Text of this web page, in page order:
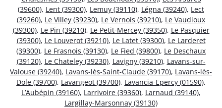
(39600), Lent (39300), Lemuy (39110), Légna (39240), Lect
(39260), Le Villey (39230), Le Vernois (39210), Le Vaudioux
(39300), Le Pin (39210), Le Petit-Mercey (39350), Le Pasquier
(39300), Le Louverot (39210), Le Latet (39300), Le Larderet
(39300), Le Frasnois (39130), Le Fied (39800), Le Deschaux
(39120), Le Chateley (39230), Lavigny (39210), Lavans-sur-
Valouse (39240), Lavans-lès-Saint-Claude (39170), Lavans-lès-
Dole (39700), Lavangeot (39700), Lavancia-Epercy (01590),
L’Aubépin (39160), Larrivoire (39360), Larnaud (39140),
Largillay-Marsonnay (39130)